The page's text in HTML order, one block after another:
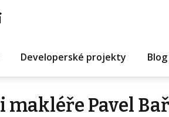
Developerské projekty Blog
makléře Pavel